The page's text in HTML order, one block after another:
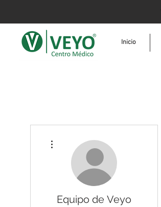
Inicio
Equipo de Veyo